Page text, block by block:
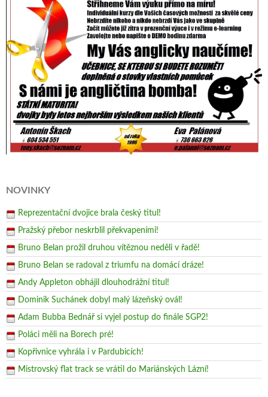
NOVINKY
Reprezentační dvojice brala český titul!
Pražský přebor neskrblil překvapeními!
Bruno Belan prožil druhou vítěznou neděli v řadě!
Bruno Belan se radoval z triumfu na domácí dráze!
Andy Appleton obhájil dlouhodrážní titul!
Dominik Suchánek dobyl malý lázeňský ovál!
Adam Bubba Bednář si vyjel postup do finále SGP2!
Poláci měli na Borech pré!
Kopřivnice vyhrála i v Pardubicích!
Mistrovský flat track se vrátil do Mariánských Lázní!